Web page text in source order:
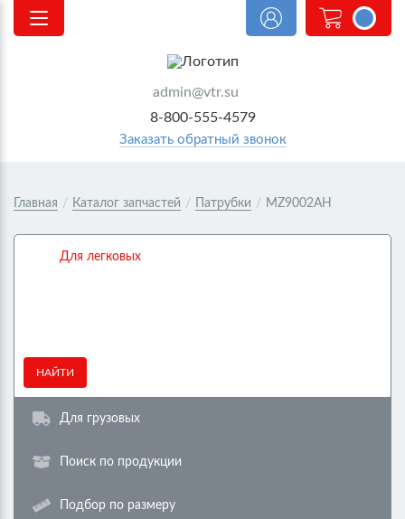
admin@vtr.su
8-800-555-4579
Заказать обратный звонок
<@
order.count
|| 0 @>
Главная / Каталог запчастей / Патрубки / MZ9002AH
Для легковых
НАЙТИ
Для грузовых
Поиск по продукции
Подбор по размеру